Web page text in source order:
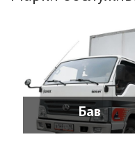
Бав